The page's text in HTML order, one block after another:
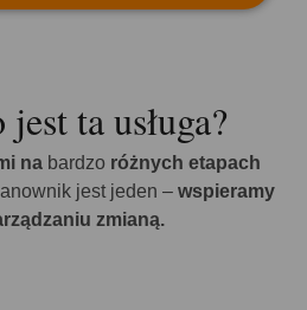
ta usługa?​
na bardzo różnych etapach
jest jeden – wspieramy
zmianą.